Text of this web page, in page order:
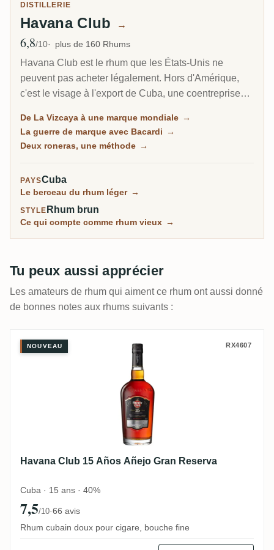
DISTILLERIE
Havana Club →
Note moyenne
6,8/10 plus de 160 Rhums
Havana Club est le rhum que les États-Unis ne
peuvent pas acheter légalement. Hors d'Amérique,
c'est le visage à l'export de Cuba, une coentreprise
troisième plus grande marque de rhum des Caraïbes.
Aux États-Unis, un Havana Club rival fait par Bacardi
De La Vizcaya à une marque mondiale →
La guerre de marque avec Bacardi →
Deux roneras, une méthode →
PAYSCuba
Le berceau du rhum léger →
STYLE Rhum brun
Ce qui compte comme rhum vieux →
Tu peux aussi apprécier
Les amateurs de rhum qui aiment ce rhum ont aussi donné
de bonnes notes aux rhums suivants :
Havana Club 15 Años Añejo Gran Reserva
NOUVEAU RX4607
Havana Club 15 Años Añejo Gran Reserva
Cuba · 15 ans · 40%
7,5/10·66 avis
Rhum cubain doux pour cigare, bouche fine